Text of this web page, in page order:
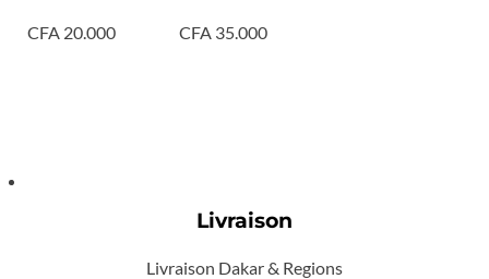
CFA 20.000 CFA 35.000
Livraison
Livraison Dakar & Regions